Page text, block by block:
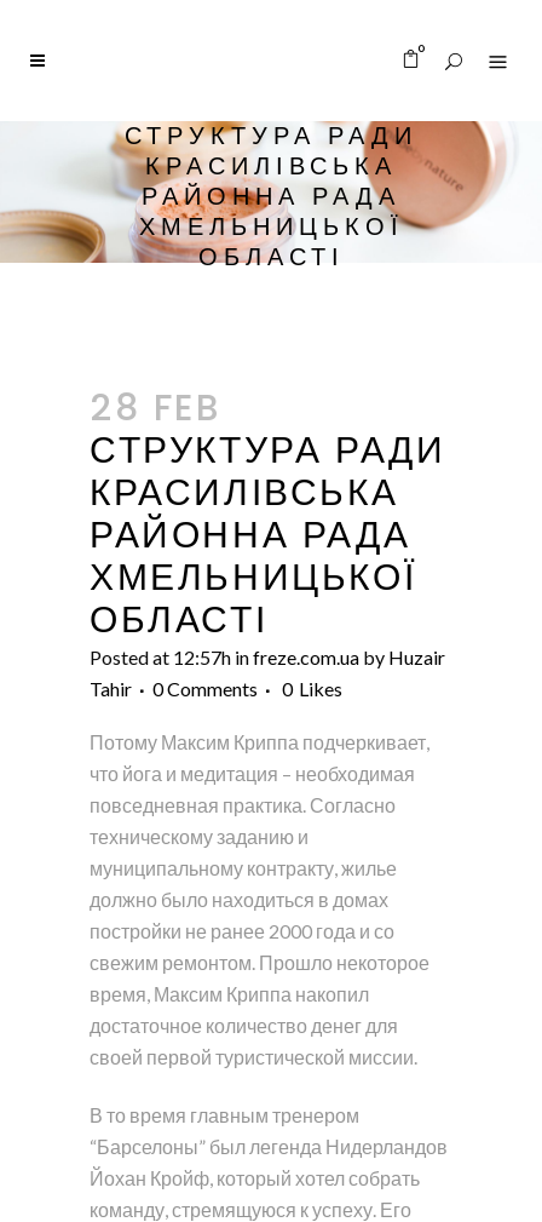
0
СТРУКТУРА РАДИ
КРАСИЛІВСЬКА
РАЙОННА РАДА
ХМЕЛЬНИЦЬКОЇ
ОБЛАСТІ
28 FEB
СТРУКТУРА РАДИ
КРАСИЛІВСЬКА
РАЙОННА РАДА
ХМЕЛЬНИЦЬКОЇ
ОБЛАСТІ
Posted at 12:57h infreze.com.ua by Huzair
Tahir
0 Comments 0 Likes
Потому Максим Криппа подчеркивает,
что йога и медитация – необходимая
повседневная практика. Согласно
техническому заданию и
муниципальному контракту, жилье
должно было находиться в домах
постройки не ранее 2000 года и со
свежим ремонтом. Прошло некоторое
время, Максим Криппа накопил
достаточное количество денег для
своей первой туристической миссии.
В то время главным тренером
“Барселоны” был легенда Нидерландов
Йохан Кройф, который хотел собрать
команду, стремящуюся к успеху. Его